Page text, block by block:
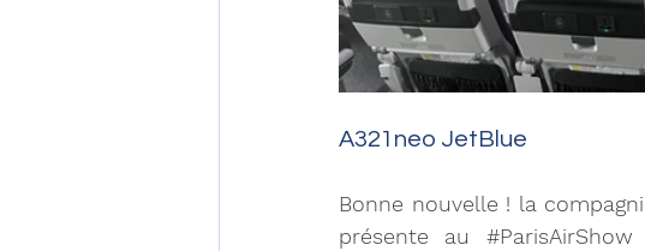
A321neo JetBlue
Bonne nouvelle ! la
présente au #ParisAirShow